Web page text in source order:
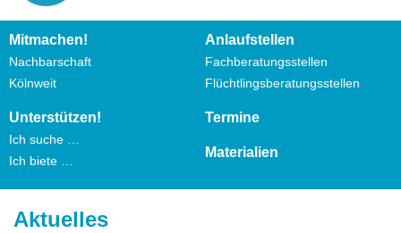
Mitmachen!
Nachbarschaft
Kölnweit
Anlaufstellen
Fachberatungsstellen
Flüchtlingsberatungsstellen
Unterstützen!
Ich suche …
Ich biete …
Termine
Materialien
Aktuelles